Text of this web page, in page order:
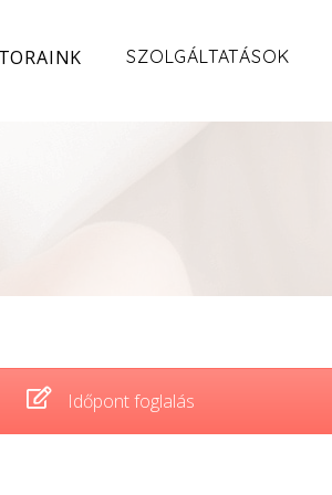
SZOLGÁLTATÁSOK
Időpont foglalás